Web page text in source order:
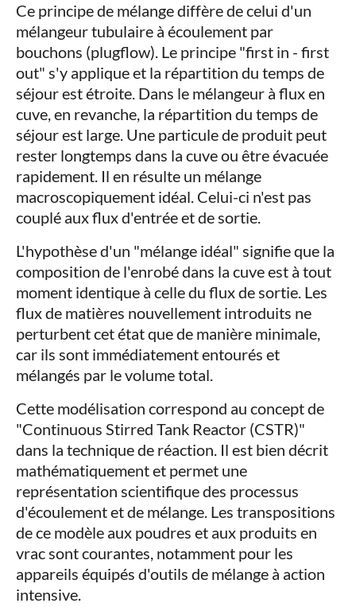
Ce principe de mélange diffère de celui d'un
mélangeur tubulaire à écoulement par
bouchons (plugflow). Le principe "first in - first
out" s'y applique et la répartition du temps de
séjour est étroite. Dans le mélangeur à flux en
cuve, en revanche, la répartition du temps de
séjour est large. Une particule de produit peut
rester longtemps dans la cuve ou être évacuée
rapidement. Il en résulte un mélange
macroscopiquement idéal. Celui-ci n'est pas
couplé aux flux d'entrée et de sortie.
L'hypothèse d'un "mélange idéal" signifie que la
composition de l'enrobé dans la cuve est à tout
moment identique à celle du flux de sortie. Les
flux de matières nouvellement introduits ne
perturbent cet état que de manière minimale,
car ils sont immédiatement entourés et
mélangés par le volume total.
Cette modélisation correspond au concept de
"Continuous Stirred Tank Reactor (CSTR)"
dans la technique de réaction. Il est bien décrit
mathématiquement et permet une
représentation scientifique des processus
d'écoulement et de mélange. Les transpositions
de ce modèle aux poudres et aux produits en
vrac sont courantes, notamment pour les
appareils équipés d'outils de mélange à action
intensive.